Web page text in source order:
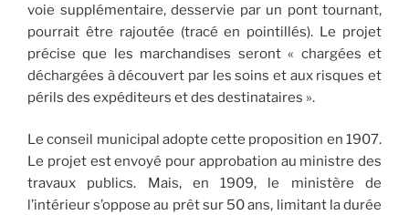
voie supplémentaire, desservie par un pont tournant,
pourrait être rajoutée (tracé en pointillés). Le projet
précise que les marchandises seront « chargées et
déchargées à découvert par les soins et aux risques et
périls des expéditeurs et des destinataires ».
Le conseil municipal adopte cette proposition en 1907.
Le projet est envoyé pour approbation au ministre des
travaux publics. Mais, en 1909, le ministère de
l’intérieur s’oppose au prêt sur 50 ans, limitant la durée